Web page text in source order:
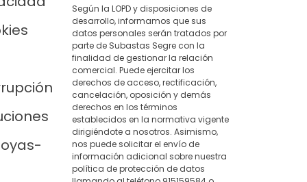
Según la LOPD y disposiciones de
desarrollo, informamos que sus
datos personales serán tratados por
parte de Subastas Segre con la
finalidad de gestionar la relación
comercial. Puede ejercitar los
derechos de acceso, rectificación,
cancelación, oposición y demás
derechos en los términos
establecidos en la normativa vigente
dirigiéndote a nosotros. Asimismo,
nos puede solicitar el envío de
información adicional sobre nuestra
política de protección de datos